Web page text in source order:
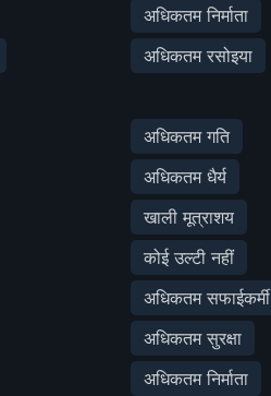
अधिकतम निर्माता
अधिकतम रसोइया
अधिकतम गति
अधिकतम धैर्य
खाली मूत्राशय
कोई उल्टी नहीं
अधिकतम सफाईकर्मी
अधिकतम सुरक्षा
अधिकतम निर्माता